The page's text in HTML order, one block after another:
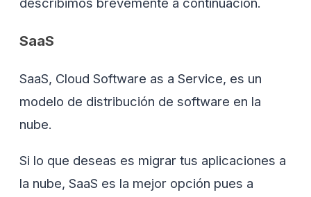
SaaS
SaaS, Cloud Software as a Service, es un
modelo de distribución de software en la
nube.
Si lo que deseas es migrar tus aplicaciones a
la nube, SaaS es la mejor opción pues a